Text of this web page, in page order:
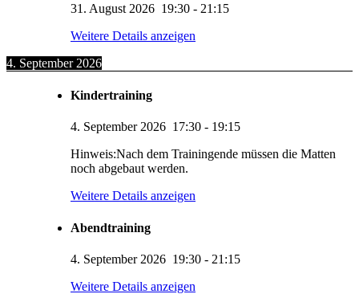
31. August 2026 19:30 - 21:15
Weitere Details anzeigen
4. September 2026
Kindertraining
4. September 2026 17:30 - 19:15
Hinweis:Nach dem Trainingende müssen die Matten
noch abgebaut werden.
Weitere Details anzeigen
Abendtraining
4. September 2026 19:30 - 21:15
Weitere Details anzeigen